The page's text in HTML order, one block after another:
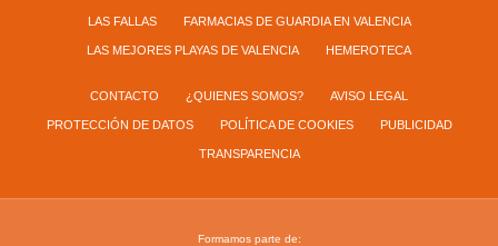
LAS FALLAS FARMACIAS DE GUARDIA EN VALENCIA
LAS MEJORES PLAYAS DE VALENCIA HEMEROTECA
CONTACTO ¿QUIENES SOMOS? AVISO LEGAL
PROTECCIÓN DE DATOS POLÍTICA DE COOKIES PUBLICIDAD
TRANSPARENCIA
Formamos parte de: